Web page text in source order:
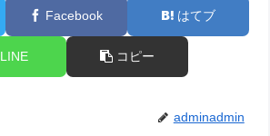
Facebook はてブ
LINE コピー
adminadmin